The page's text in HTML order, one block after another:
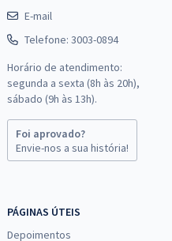
E-mail
Telefone: 3003-0894
Horário de atendimento:
segunda a sexta (8h às 20h),
sábado (9h às 13h).
Foi aprovado?
Envie-nos a sua história!
PÁGINAS ÚTEIS
Depoimentos